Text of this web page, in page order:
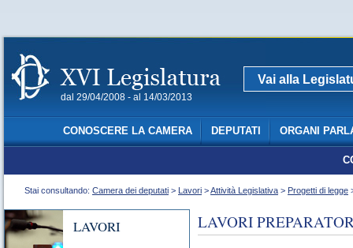
dal 29/04/2008 - al 14/03/2013
Vai alla
CONOSCERE LA CAMERA DEPUTATI ORGANI
Stai consultando: Camera dei deputati > Lavori >Attività Legislativa > Progetti di legge
LAVORI LAVORI